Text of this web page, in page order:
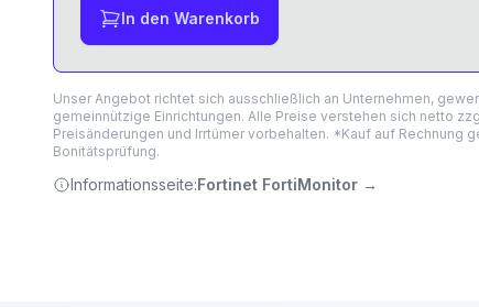
In den Warenkorb
Unser Angebot richtet sich ausschließlich an Unternehmen,
gemeinnützige Einrichtungen. Alle Preise verstehen sich netto
Preisänderungen und Irrtümer vorbehalten. *Kauf auf Rechnung
Bonitätsprüfung.
Informationsseite:Fortinet FortiMonitor →